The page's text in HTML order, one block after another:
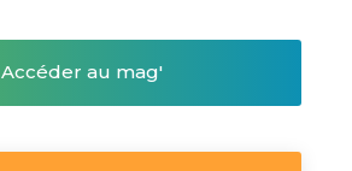
Accéder au mag'